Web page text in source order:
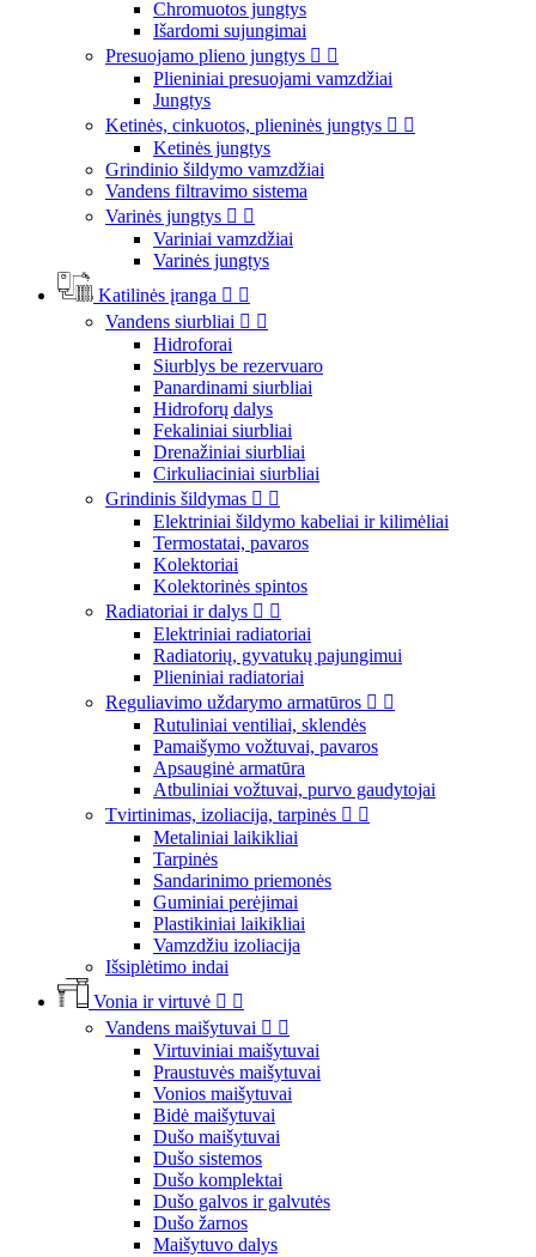
Chromuotos jungtys
Išardomi sujungimai
Presuojamo plieno jungtys  
Plieniniai presuojami vamzdžiai
Jungtys
Ketinės, cinkuotos, plieninės jungtys  
Ketinės jungtys
Grindinio šildymo vamzdžiai
Vandens filtravimo sistema
Varinės jungtys  
Variniai vamzdžiai
Varinės jungtys
Katilinės įranga  
Vandens siurbliai  
Hidroforai
Siurblys be rezervuaro
Panardinami siurbliai
Hidroforų dalys
Fekaliniai siurbliai
Drenažiniai siurbliai
Cirkuliaciniai siurbliai
Grindinis šildymas  
Elektriniai šildymo kabeliai ir kilimėliai
Termostatai, pavaros
Kolektoriai
Kolektorinės spintos
Radiatoriai ir dalys  
Elektriniai radiatoriai
Radiatorių, gyvatukų pajungimui
Plieniniai radiatoriai
Reguliavimo uždarymo armatūros  
Rutuliniai ventiliai, sklendės
Pamaišymo vožtuvai, pavaros
Apsauginė armatūra
Atbuliniai vožtuvai, purvo gaudytojai
Tvirtinimas, izoliacija, tarpinės  
Metaliniai laikikliai
Tarpinės
Sandarinimo priemonės
Guminiai perėjimai
Plastikiniai laikikliai
Vamzdžiu izoliacija
Išsiplėtimo indai
Vonia ir virtuvė  
Vandens maišytuvai  
Virtuviniai maišytuvai
Praustuvės maišytuvai
Vonios maišytuvai
Bidė maišytuvai
Dušo maišytuvai
Dušo sistemos
Dušo komplektai
Dušo galvos ir galvutės
Dušo žarnos
Maišytuvo dalys